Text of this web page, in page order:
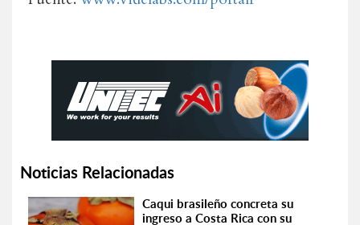
Noticias Relacionadas
Caqui brasileño concreta su
ingreso a Costa Rica con su